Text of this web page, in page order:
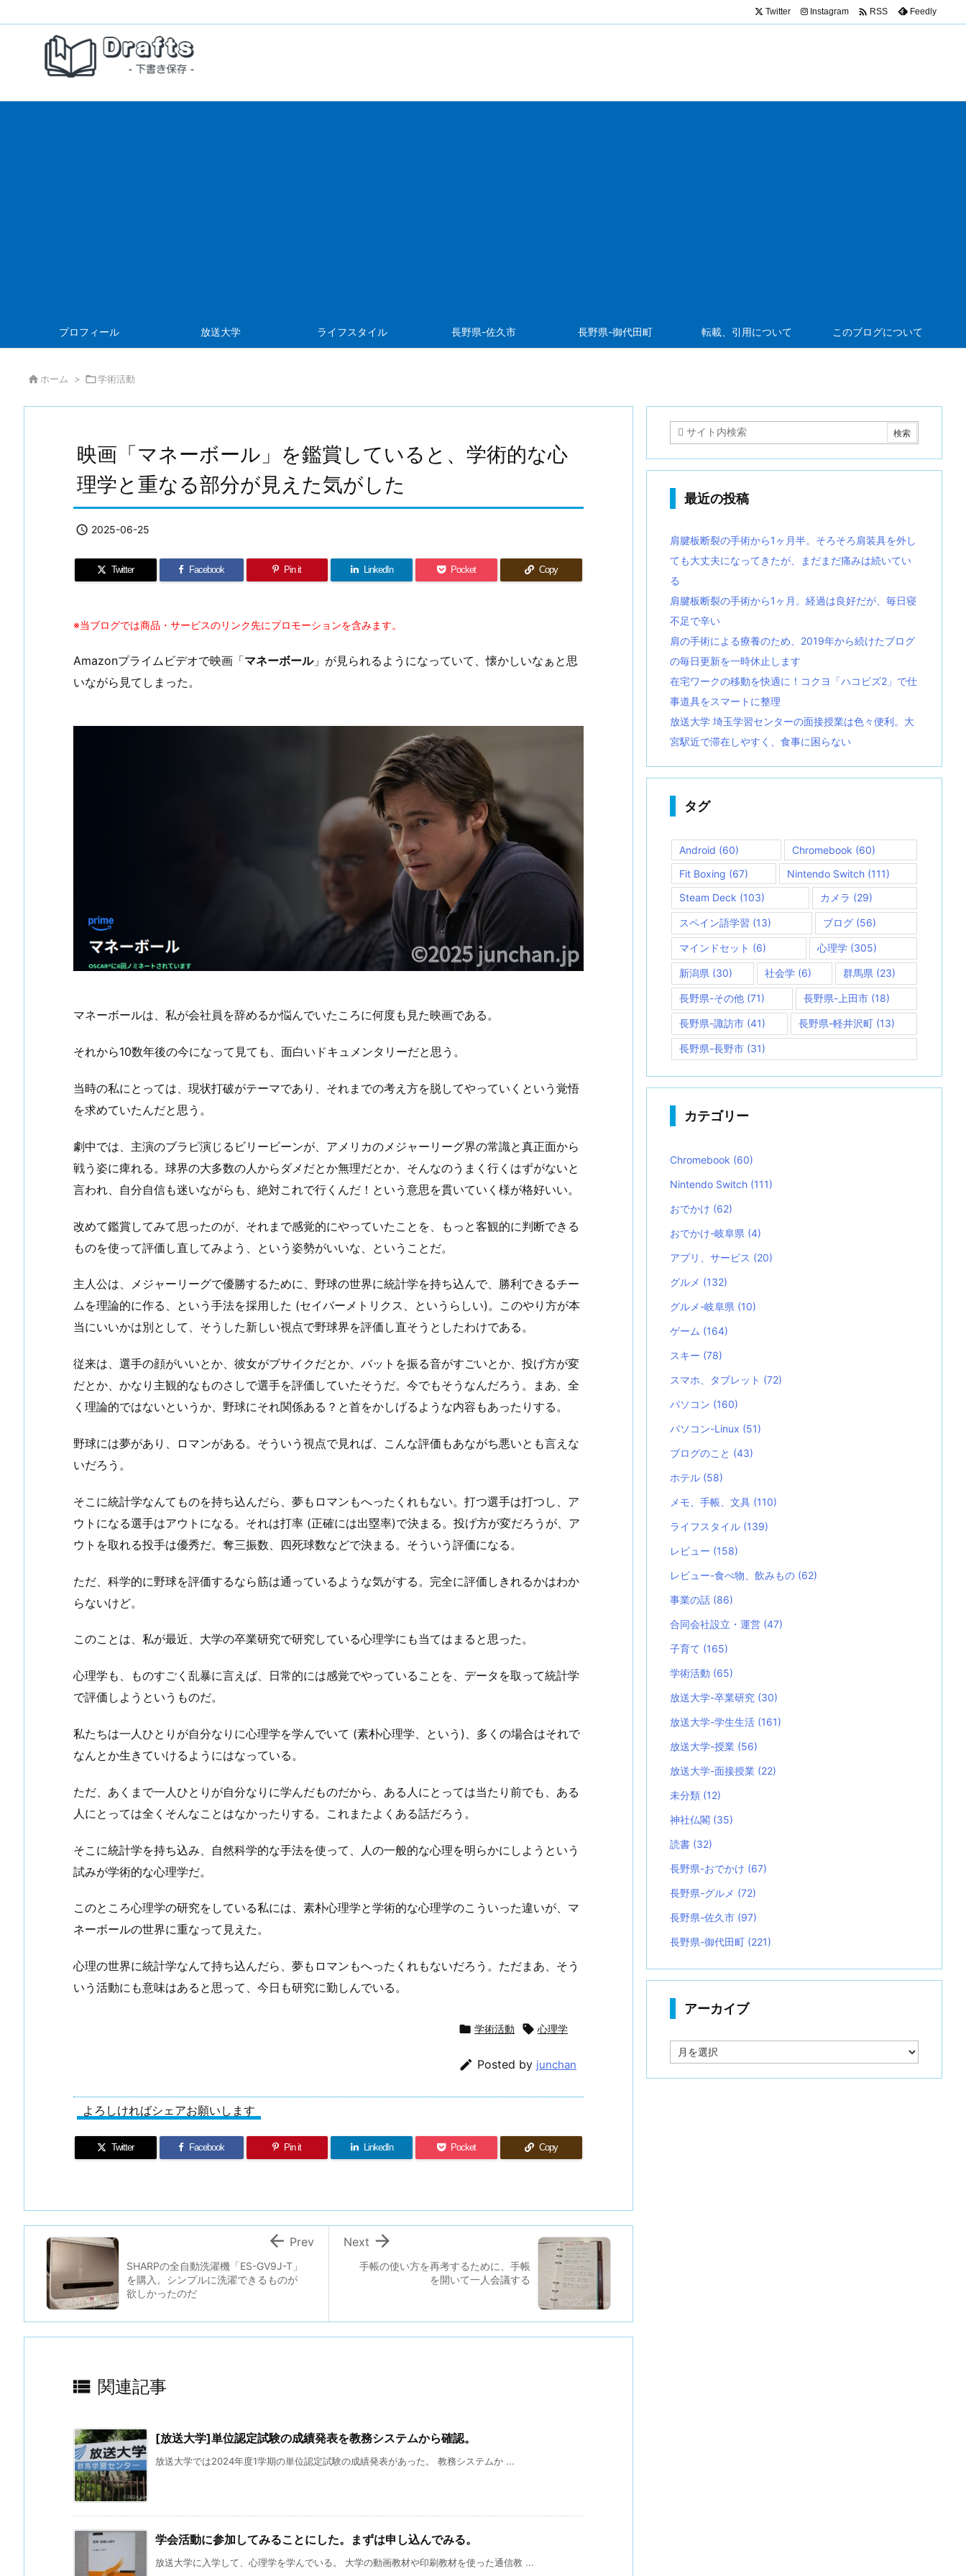
プロフィール 放送大学 ライフスタイル 長野県-佐久市 長野県-御代田町 転載、引用について このブログについて
Twitter Instagram  RSS Feedly
 ホーム > 学術活動
映画「マネーボール」を鑑賞していると、学術的な心
理学と重なる部分が見えた気がした
 2025-06-25
Twitter Facebook Pin it LinkedIn Pocket Copy
※当ブログでは商品・サービスのリンク先にプロモーションを含みます。
Amazonプライムビデオで映画「マネーボール」が見られるようになっていて、懐かしいなぁと思
いながら見てしまった。
マネーボールは、私が会社員を辞めるか悩んでいたころに何度も見た映画である。
それから10数年後の今になって見ても、面白いドキュメンタリーだと思う。
当時の私にとっては、現状打破がテーマであり、それまでの考え方を脱してやっていくという覚悟
を求めていたんだと思う。
劇中では、主演のブラピ演じるビリービーンが、アメリカのメジャーリーグ界の常識と真正面から
戦う姿に痺れる。球界の大多数の人からダメだとか無理だとか、そんなのうまく行くはずがないと
言われ、自分自信も迷いながらも、絶対これで行くんだ！という意思を貫いていく様が格好いい。
改めて鑑賞してみて思ったのが、それまで感覚的にやっていたことを、もっと客観的に判断できる
ものを使って評価し直してみよう、という姿勢がいいな、ということだ。
主人公は、メジャーリーグで優勝するために、野球の世界に統計学を持ち込んで、勝利できるチー
ムを理論的に作る、という手法を採用した (セイバーメトリクス、というらしい)。このやり方が本
当にいいかは別として、そうした新しい視点で野球界を評価し直そうとしたわけである。
従来は、選手の顔がいいとか、彼女がブサイクだとか、バットを振る音がすごいとか、投げ方が変
だとか、かなり主観的なものさしで選手を評価していたそうだ。今でもそうなんだろう。まあ、全
く理論的ではないというか、野球にそれ関係ある？と首をかしげるような内容もあったりする。
野球には夢があり、ロマンがある。そういう視点で見れば、こんな評価もあながち悪いとも言えな
いだろう。
そこに統計学なんてものを持ち込んだら、夢もロマンもへったくれもない。打つ選手は打つし、ア
ウトになる選手はアウトになる。それは打率 (正確には出塁率)で決まる。投げ方が変だろうが、ア
ウトを取れる投手は優秀だ。奪三振数、四死球数などで決まる。そういう評価になる。
ただ、科学的に野球を評価するなら筋は通っているような気がする。完全に評価しきれるかはわか
らないけど。
このことは、私が最近、大学の卒業研究で研究している心理学にも当てはまると思った。
心理学も、ものすごく乱暴に言えば、日常的には感覚でやっていることを、データを取って統計学
で評価しようというものだ。
私たちは一人ひとりが自分なりに心理学を学んでいて (素朴心理学、という)、多くの場合はそれで
なんとか生きていけるようにはなっている。
ただ、あくまで一人ひとりが自分なりに学んだものだから、ある人にとっては当たり前でも、ある
人にとっては全くそんなことはなかったりする。これまたよくある話だろう。
そこに統計学を持ち込み、自然科学的な手法を使って、人の一般的な心理を明らかにしようという
試みが学術的な心理学だ。
このところ心理学の研究をしている私には、素朴心理学と学術的な心理学のこういった違いが、マ
ネーボールの世界に重なって見えた。
心理の世界に統計学なんて持ち込んだら、夢もロマンもへったくれもないだろう。ただまあ、そう
いう活動にも意味はあると思って、今日も研究に勤しんでいる。
 学術活動  心理学
 Posted by junchan
よろしければシェアお願いします
Twitter Facebook Pin it LinkedIn Pocket Copy
手帳の使い方を再考するために、手帳
を開いて一人会議する

Next
SHARPの全自動洗濯機「ES-GV9J-T」
を購入。シンプルに洗濯できるものが
欲しかったのだ
 Prev
 関連記事
[放送大学]単位認定試験の成績発表を教務システムから確認。
放送大学では2024年度1学期の単位認定試験の成績発表があった。 教務システムか ...
学会活動に参加してみることにした。まずは申し込んでみる。
放送大学に入学して、心理学を学んでいる。 大学の動画教材や印刷教材を使った通信教 ...
最近の投稿
肩腱板断裂の手術から1ヶ月半。そろそろ肩装具を外し
ても大丈夫になってきたが、まだまだ痛みは続いてい
る
肩腱板断裂の手術から1ヶ月。経過は良好だが、毎日寝
不足で辛い
肩の手術による療養のため、2019年から続けたブログ
の毎日更新を一時休止します
在宅ワークの移動を快適に！コクヨ「ハコビズ2」で仕
事道具をスマートに整理
放送大学 埼玉学習センターの面接授業は色々便利。大
宮駅近で滞在しやすく、食事に困らない
タグ
Android (60) Chromebook (60)
Fit Boxing (67) Nintendo Switch(111)
Steam Deck (103) カメラ (29)
スペイン語学習 (13) ブログ (56)
マインドセット (6) 心理学 (305)
新潟県 (30) 社会学(6) 群馬県 (23)
長野県-その他 (71) 長野県-上田市(18)
長野県-諏訪市 (41) 長野県-軽井沢町 (13)
長野県-長野市 (31)
カテゴリー
Chromebook (60)
Nintendo Switch (111)
おでかけ (62)
おでかけ-岐阜県 (4)
アプリ、サービス (20)
グルメ (132)
グルメ-岐阜県 (10)
ゲーム (164)
スキー (78)
スマホ、タブレット (72)
パソコン (160)
パソコン-Linux (51)
ブログのこと (43)
ホテル (58)
メモ、手帳、文具 (110)
ライフスタイル (139)
レビュー (158)
レビュー-食べ物、飲みもの (62)
事業の話 (86)
合同会社設立・運営 (47)
子育て (165)
学術活動 (65)
放送大学-卒業研究 (30)
放送大学-学生生活 (161)
放送大学-授業 (56)
放送大学-面接授業 (22)
未分類 (12)
神社仏閣 (35)
読書 (32)
長野県-おでかけ (67)
長野県-グルメ (72)
長野県-佐久市 (97)
長野県-御代田町 (221)
アーカイブ
ー